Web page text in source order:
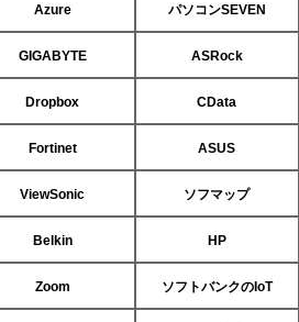
Azure パソコンSEVEN
GIGABYTE ASRock
Dropbox CData
Fortinet ASUS
ViewSonic ソフマップ
Belkin HP
Zoom ソフトバンクのIoT